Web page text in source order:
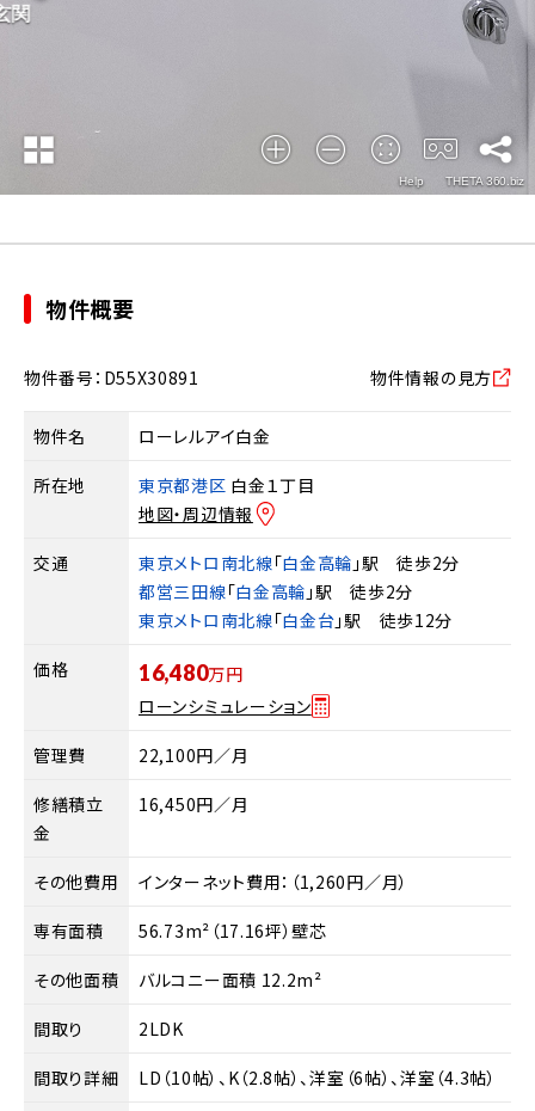
物件概要
物件番号：D55X30891 物件情報の見方
物件名 ローレルアイ白金
所在地 東京都港区 白金１丁目
地図・周辺情報
交通 東京メトロ南北線「白金高輪 」駅 徒歩2分
都営三田線「白金高輪 」駅 徒歩2分
東京メトロ南北線「白金台 」駅 徒歩12分
価格 16,480万円
ローンシミュレーション
管理費 22,100円／月
修繕積立
金
16,450円／月
その他費用 インターネット費用：（1,260円／月）
専有面積 56.73m²（17.16坪）壁芯
その他面積 バルコニー面積 12.2m²
間取り 2LDK
間取り詳細 LD（10帖）、K（2.8帖）、洋室（6帖）、洋室（4.3帖）